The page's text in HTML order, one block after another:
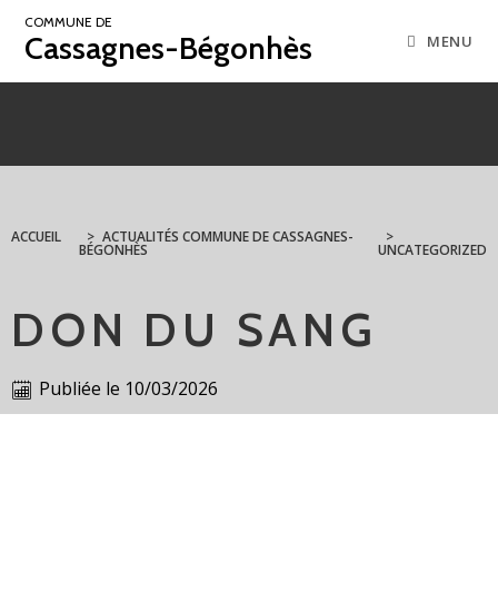
COMMUNE DE
Cassagnes-Bégonhès MENU
ACCUEIL > ACTUALITÉS COMMUNE DE CASSAGNES-
BÉGONHÈS
>
UNCATEGORIZED
DON DU SANG
Publiée le 10/03/2026